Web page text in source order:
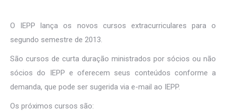
O IEPP lança os novos cursos extracurriculares para o
segundo semestre de 2013.
São cursos de curta duração ministrados por sócios ou não
sócios do IEPP e oferecem seus conteúdos conforme a
demanda, que pode ser sugerida via e-mail ao IEPP.
Os próximos cursos são: